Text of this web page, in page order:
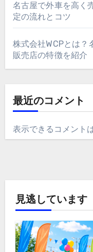
名古屋で外車を高く
定の流れとコツ
株式会社WCPとは？
販売店の特徴を紹介
最近のコメント
表示できるコメント
見逃しています